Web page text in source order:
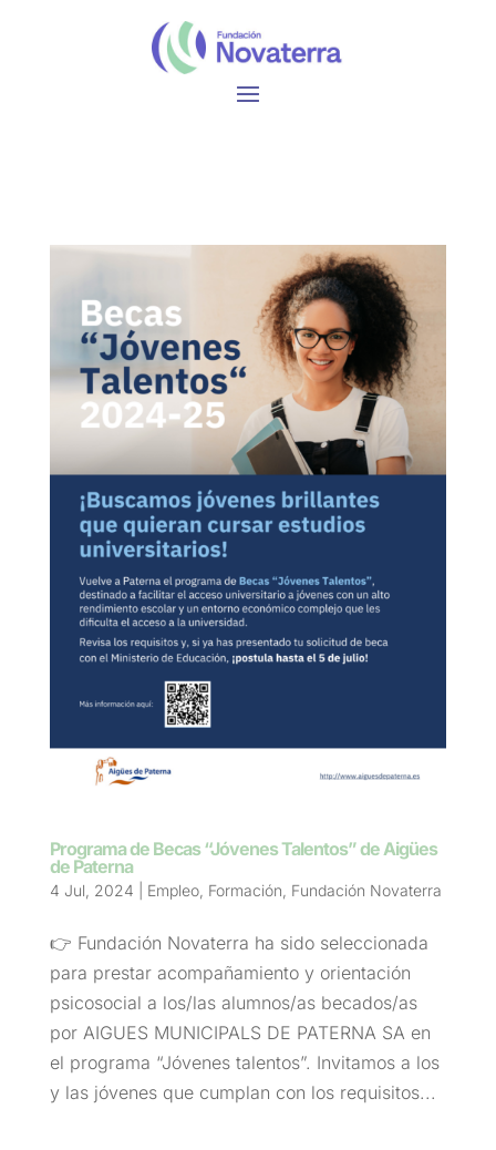
Programa de Becas “Jóvenes Talentos” de Aigües
de Paterna
4 Jul, 2024 Empleo, Formación Fundación Novaterra
👉 Fundación Novaterra ha sido seleccionada
para prestar acompañamiento y orientación
psicosocial a los/las alumnos/as becados/as
por AIGUES MUNICIPALS DE PATERNA SA en
el programa “Jóvenes talentos”. Invitamos a los
y las jóvenes que cumplan con los requisitos...